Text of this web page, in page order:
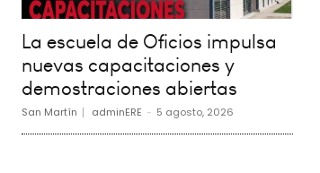
La escuela de Oficios impulsa
nuevas capacitaciones y
demostraciones abiertas
San Martín adminERE - 5 agosto, 2026